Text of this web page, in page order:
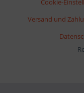
Cookie-
Versand und